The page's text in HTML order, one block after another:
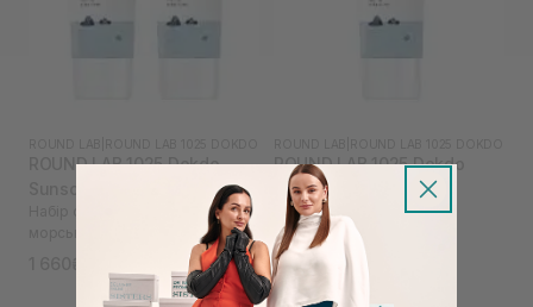
ROUND LAB 1025 Dokdo
Набір сонцезахисних кремів з
ROUND LAB 1025 Dokdo
Sunscreen 50 мл
Сонцезахисний крем з
морською водою
830₴